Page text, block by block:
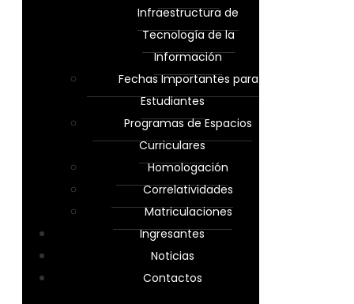
Infraestructura de
Tecnología de la
Información
Fechas Importantes para
Estudiantes
Programas de Espacios
Curriculares
Homologación
Correlatividades
Matriculaciones
Ingresantes
Noticias
Contactos